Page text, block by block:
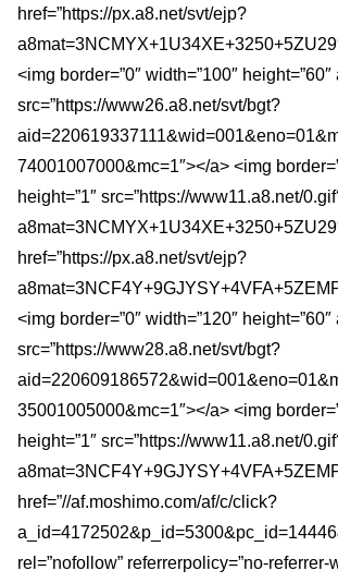
href=”https://px.a8.net/svt/ejp?
<img border=”0″ width=”100″ height=”60″
src=”https://www26.a8.net/svt/bgt?
74001007000&mc=1″></a> <img
height=”1″ src=”https://www11.a8.net/
href=”https://px.a8.net/svt/ejp?
<img border=”0″ width=”120″ height=”60″
src=”https://www28.a8.net/svt/bgt?
35001005000&mc=1″></a> <img
height=”1″ src=”https://www11.a8.net/
href=”//af.moshimo.com/af/c/click?
rel=”nofollow” referrerpolicy=”no-referrer-